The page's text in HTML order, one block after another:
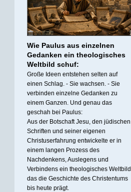
Wie Paulus aus einzelnen
Gedanken ein theologisches
Weltbild schuf:
Große Ideen entstehen selten auf
einen Schlag. - Sie wachsen. - Sie
verbinden einzelne Gedanken zu
einem Ganzen. Und genau das
geschah bei Paulus:
Aus der Botschaft Jesu, den jüdischen
Schriften und seiner eigenen
Christuserfahrung entwickelte er in
einem langen Prozess des
Nachdenkens, Auslegens und
Verbindens ein theologisches Weltbild,
das die Geschichte des Christentums
bis heute prägt.